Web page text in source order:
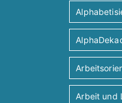
Arbeit und